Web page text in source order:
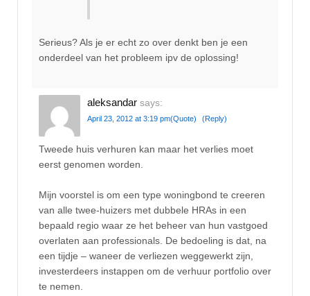
Serieus? Als je er echt zo over denkt ben je een
onderdeel van het probleem ipv de oplossing!
aleksandar says:
April 23, 2012 at 3:19 pm(Quote) (Reply)
Tweede huis verhuren kan maar het verlies moet
eerst genomen worden.
Mijn voorstel is om een type woningbond te creeren
van alle twee-huizers met dubbele HRAs in een
bepaald regio waar ze het beheer van hun vastgoed
overlaten aan professionals. De bedoeling is dat, na
een tijdje – waneer de verliezen weggewerkt zijn,
investerdeers instappen om de verhuur portfolio over
te nemen.